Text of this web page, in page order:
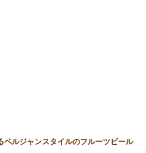
ベルジャンスタイルのフルーツビール